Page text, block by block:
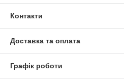
Контакти
Доставка та оплата
Графік роботи